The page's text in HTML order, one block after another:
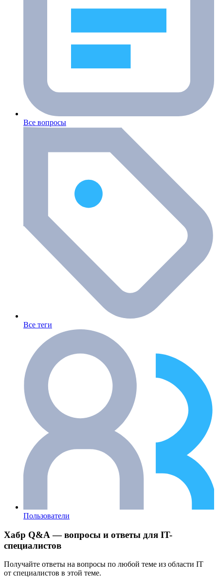
Все вопросы
Все теги
Пользователи
Хабр Q&A — вопросы и ответы для IT-
специалистов
Получайте ответы на вопросы по любой теме из области IT
от специалистов в этой теме.